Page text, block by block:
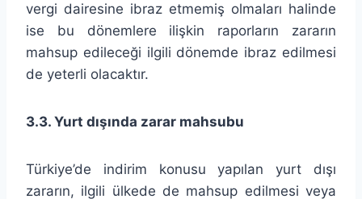
vergi dairesine ibraz etmemiş olmaları halinde
ise bu dönemlere ilişkin raporların zararın
mahsup edileceği ilgili dönemde ibraz edilmesi
de yeterli olacaktır.
3.3. Yurt dışında zarar mahsubu
Türkiye’de indirim konusu yapılan yurt dışı
zararın, ilgili ülkede de mahsup edilmesi veya